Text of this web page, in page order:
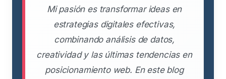
Mi pasión es transformar ideas en
estrategias digitales efectivas,
combinando análisis de datos,
creatividad y las últimas tendencias en
posicionamiento web. En este blog